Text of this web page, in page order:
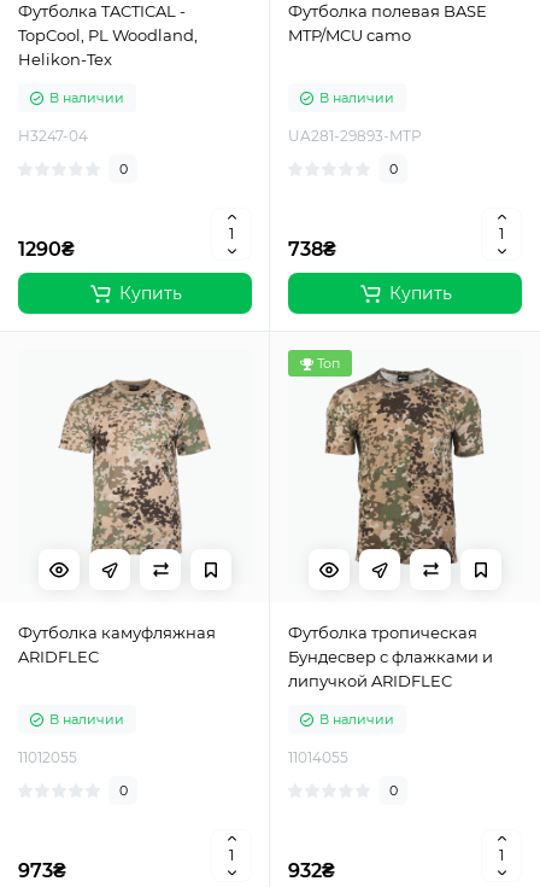
Футболка TACTICAL -
TopCool, PL Woodland,
Helikon-Tex
В наличии
H3247-04
0
1290₴
Купить
Футболка полевая BASE
MTP/MCU camo
В наличии
UA281-29893-MTP
0
738₴
Купить
Футболка камуфляжная
ARIDFLEC
В наличии
11012055
0
973₴
Топ
Футболка тропическая
Бундесвер с флажками и
липучкой ARIDFLEC
В наличии
11014055
0
932₴